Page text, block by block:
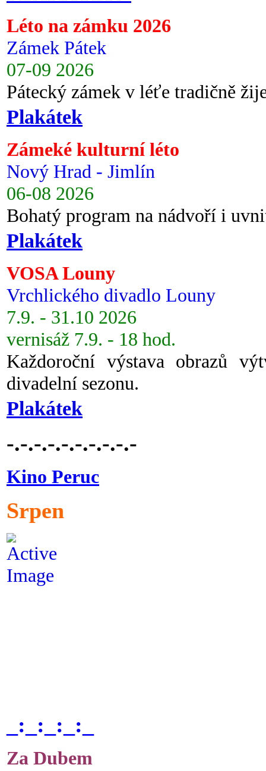
Léto na zámku 2026
Zámek Pátek
07-09 2026
Pátecký zámek v léťe tradičně
Plakátek
Zámeké kulturní léto
Nový Hrad - Jimlín
06-08 2026
Bohatý program na nádvoří i
Plakátek
VOSA Louny
Vrchlického divadlo Louny
7.9. - 31.10 2026
vernisáž 7.9. - 18 hod.
Každoroční výstava obrazů
divadelní sezonu.
Plakátek
-.-.-.-.-.-.-.-.-.-
Kino Peruc
Srpen
_:_:_:_:_
Za Dubem